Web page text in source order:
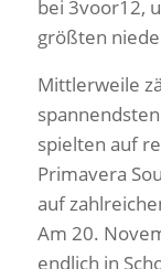
bei 3voor12,
größten
Mittlerweile
spielten auf
Primavera
auf
Am 20.
endlich in